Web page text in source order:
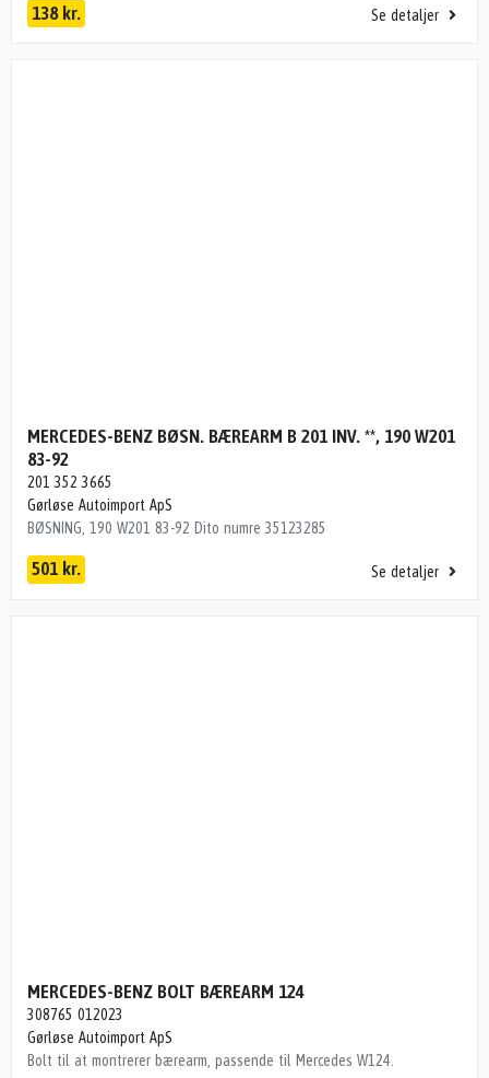
138 kr. Se detaljer
MERCEDES-BENZ BØSN. BÆREARM B 201 INV. **, 190 W201
83-92
201 352 3665
Gørløse Autoimport ApS
BØSNING, 190 W201 83-92 Dito numre 35123285
501 kr. Se detaljer
MERCEDES-BENZ BOLT BÆREARM 124
308765 012023
Gørløse Autoimport ApS
Bolt til at montrerer bærearm, passende til Mercedes W124.